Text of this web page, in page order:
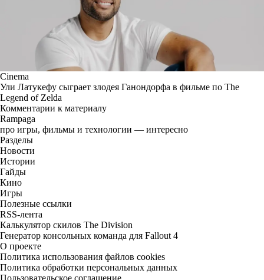
Cinema
Ули Латукефу сыграет злодея Ганондорфа в фильме по The
Legend of Zelda
Комментарии к материалу
Rampaga
про игры, фильмы и технологии — интересно
Разделы
Новости
Истории
Гайды
Кино
Игры
Полезные ссылки
RSS-лента
Калькулятор скилов The Division
Генератор консольных команда для Fallout 4
О проекте
Политика использования файлов cookies
Политика обработки персональных данных
Пользовательское соглашение